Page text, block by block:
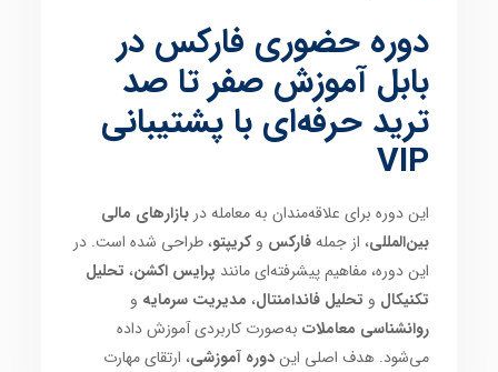
دوره حضوری فارکس در
بابل آموزش صفر تا صد
ترید حرفه‌ای با پشتیبانی
VIP
این دوره برای علاقه‌مندان به معامله دربازارهای مالی
بین‌المللی، از جملهفارکس وکریپتو، طراحی شده است. در
این دوره، مفاهیم پیشرفته‌ای مانند پرایس اکشن، تحلیل
تکنیکال و تحلیل فاندامنتال، مدیریت سرمایه و
روانشناسی معاملات به‌صورت کاربردی آموزش داده
می‌شود. هدف اصلی ایندوره آموزشی، ارتقای مهارت